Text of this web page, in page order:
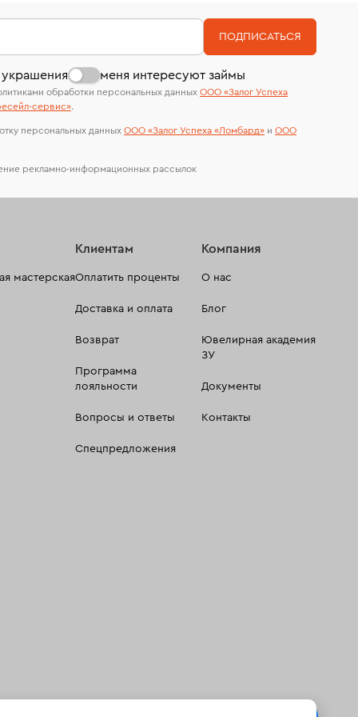
В кредит от Т-Банка (до 50 000 руб., на 3–6
На особо ценные изделия получены
сертификаты МГУ и других геммологических
лабораторий
меня интересуют займы
ПОДПИСАТЬСЯ
обработки персональных данных ООО «Залог Успеха
сервиc».
персональных данных ООО «Залог Успеха «Ломбард» и ООО
рекламно-информационных рассылок
мастерская
Клиентам
Оплатить проценты
Доставка и оплата
Возврат
Программа
лояльности
Вопросы и ответы
Спецпредложения
Компания
О нас
Блог
Ювелирная академия
ЗУ
Документы
Контакты